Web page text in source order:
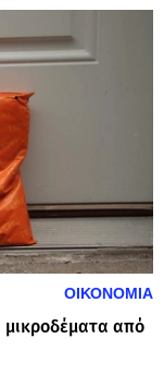
ΟΙΚΟΝΟΜΙΑ
από